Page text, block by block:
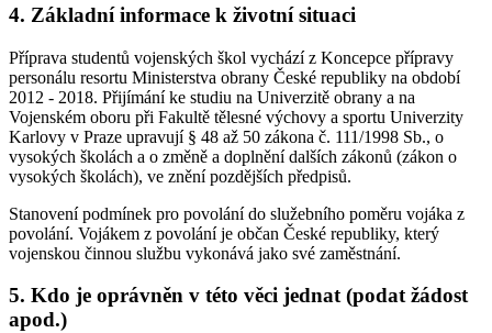
4. Základní informace k životní situaci
Příprava studentů vojenských škol vychází z Koncepce přípravy
personálu resortu Ministerstva obrany České republiky na období
2012 - 2018. Přijímání ke studiu na Univerzitě obrany a na
Vojenském oboru při Fakultě tělesné výchovy a sportu Univerzity
Karlovy v Praze upravují § 48 až 50 zákona č. 111/1998 Sb., o
vysokých školách a o změně a doplnění dalších zákonů (zákon o
vysokých školách), ve znění pozdějších předpisů.
Stanovení podmínek pro povolání do služebního poměru vojáka z
povolání. Vojákem z povolání je občan České republiky, který
vojenskou činnou službu vykonává jako své zaměstnání.
5. Kdo je oprávněn v této věci jednat (podat žádost
apod.)